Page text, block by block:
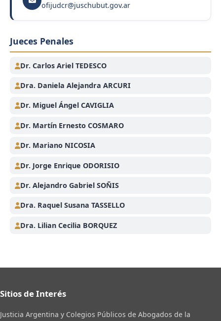
ofijudcr@juschubut.gov.ar
Jueces Penales
Dr. Carlos Ariel TEDESCO
Dra. Daniela Alejandra ARCURI
Dr. Miguel Ángel CAVIGLIA
Dr. Martín Ernesto COSMARO
Dr. Mariano NICOSIA
Dr. Jorge Enrique ODORISIO
Dr. Alejandro Gabriel SOÑIS
Dra. Raquel Susana TASSELLO
Dra. Lilian Cecilia BORQUEZ
Sitios de Interés
Justicia Argentina y Colegios Públicos de Abogados de la